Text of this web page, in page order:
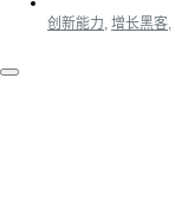
创新能力 增长黑客